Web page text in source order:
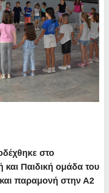
στο
Παιδική ομάδα του
παραμονή στην Α2